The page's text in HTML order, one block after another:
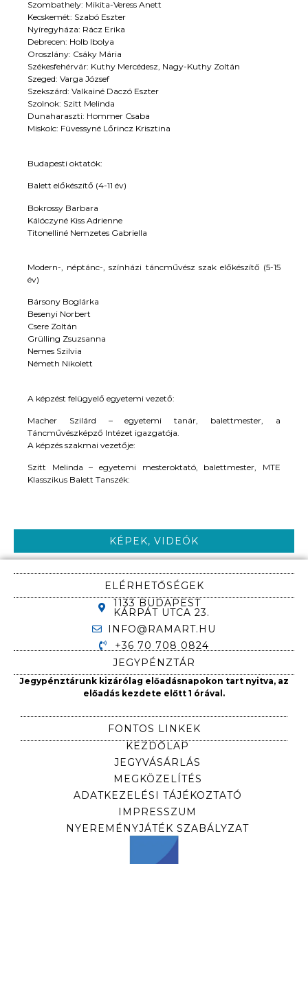
KÉPEK, VIDEÓK
Szombathely: Mikita-Veress Anett
Kecskemét: Szabó Eszter
Nyíregyháza: Rácz Erika
Debrecen: Holb Ibolya
Oroszlány: Csáky Mária
Székesfehérvár: Kuthy Mercédesz, Nagy-Kuthy Zoltán
Szeged: Varga József
Szekszárd: Valkainé Daczó Eszter
Szolnok: Szitt Melinda
Dunaharaszti: Hommer Csaba
Miskolc: Füvessyné Lőrincz Krisztina
Budapesti oktatók:
Balett előkészítő (4-11 év)
Bokrossy Barbara
Kálóczyné Kiss Adrienne
Titonelliné Nemzetes Gabriella
Modern-, néptánc-, színházi táncművész szak előkészítő (5-15
év)
Bársony Boglárka
Besenyi Norbert
Csere Zoltán
Grülling Zsuzsanna
Nemes Szilvia
Németh Nikolett
A képzést felügyelő egyetemi vezető:
Macher Szilárd – egyetemi tanár, balettmester, a
Táncművészképző Intézet igazgatója.
A képzés szakmai vezetője:
Szitt Melinda – egyetemi mesteroktató, balettmester, MTE
Klasszikus Balett Tanszék:
ELÉRHETŐSÉGEK
1133 BUDAPEST
KÁRPÁT UTCA 23.
INFO@RAMART.HU
+36 70 708 0824
JEGYPÉNZTÁR
Jegypénztárunk kizárólag előadásnapokon tart nyitva, az
előadás kezdete előtt 1 órával.
FONTOS LINKEK
KEZDŐLAP
JEGYVÁSÁRLÁS
MEGKÖZELÍTÉS
ADATKEZELÉSI TÁJÉKOZTATÓ
IMPRESSZUM
NYEREMÉNYJÁTÉK SZABÁLYZAT